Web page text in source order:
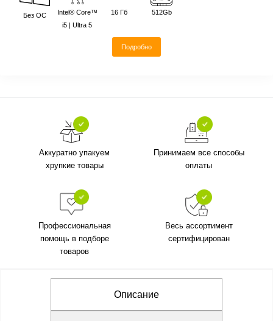
Без ОС
Intel® Core™
i5 | Ultra 5
16 Гб 512Gb
Подробно
Аккуратно упакуем
хрупкие товары
Принимаем все способы
оплаты
Профессиональная
помощь в подборе
товаров
Весь ассортимент
сертифицирован
Описание